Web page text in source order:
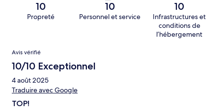
10
Propreté
10
Personnel et service
10
Infrastructures et
conditions de
l’hébergement
Avis
Avis vérifié
10/10 Exceptionnel
4 août 2025
Traduire avec Google
TOP!